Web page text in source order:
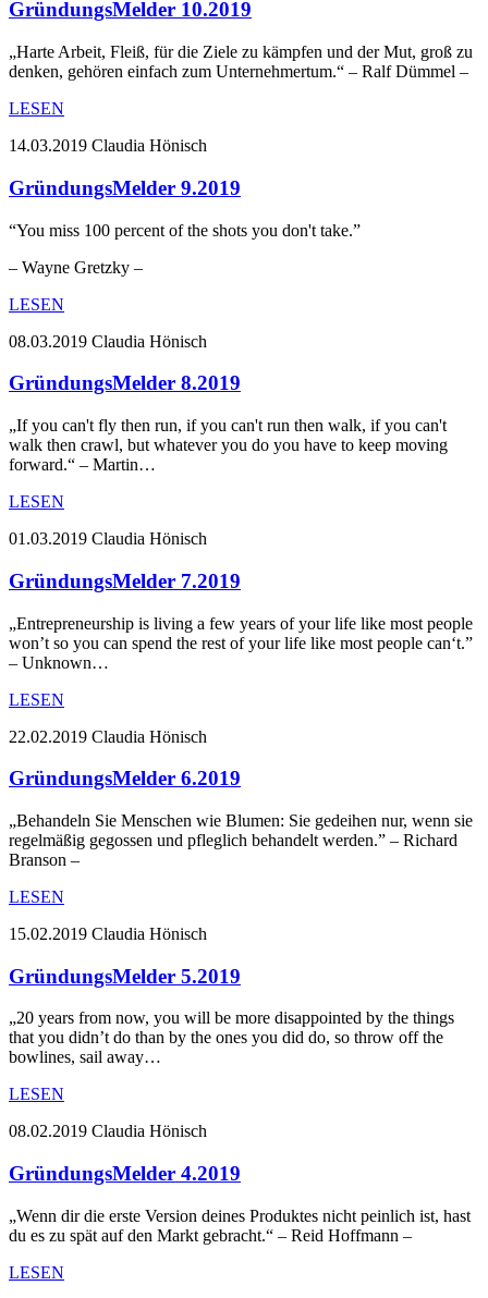
GründungsMelder 10.2019
„Harte Arbeit, Fleiß, für die Ziele zu kämpfen und der Mut, groß zu
denken, gehören einfach zum Unternehmertum.“ – Ralf Dümmel –
LESEN
14.03.2019 Claudia Hönisch
GründungsMelder 9.2019
“You miss 100 percent of the shots you don't take.”
– Wayne Gretzky –
LESEN
08.03.2019 Claudia Hönisch
GründungsMelder 8.2019
„If you can't fly then run, if you can't run then walk, if you can't
walk then crawl, but whatever you do you have to keep moving
forward.“ – Martin…
LESEN
01.03.2019 Claudia Hönisch
GründungsMelder 7.2019
„Entrepreneurship is living a few years of your life like most people
won’t so you can spend the rest of your life like most people can‘t.”
– Unknown…
LESEN
22.02.2019 Claudia Hönisch
GründungsMelder 6.2019
„Behandeln Sie Menschen wie Blumen: Sie gedeihen nur, wenn sie
regelmäßig gegossen und pfleglich behandelt werden.” – Richard
Branson –
LESEN
15.02.2019 Claudia Hönisch
GründungsMelder 5.2019
„20 years from now, you will be more disappointed by the things
that you didn’t do than by the ones you did do, so throw off the
bowlines, sail away…
LESEN
08.02.2019 Claudia Hönisch
GründungsMelder 4.2019
„Wenn dir die erste Version deines Produktes nicht peinlich ist, hast
du es zu spät auf den Markt gebracht.“ – Reid Hoffmann –
LESEN